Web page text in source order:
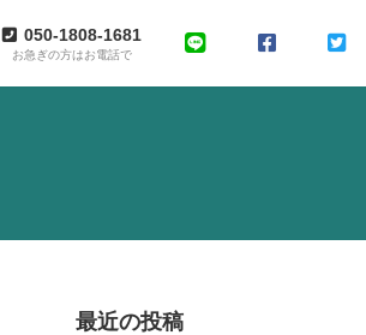
050-1808-1681
お急ぎの方はお電話で
最近の投稿